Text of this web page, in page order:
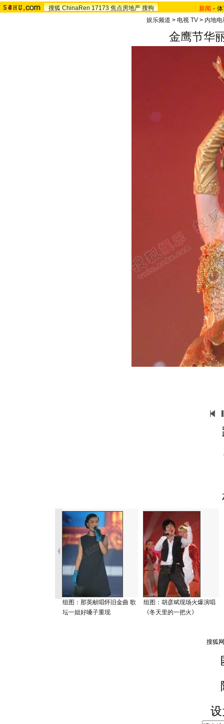
搜狐 ChinaRen 17173 焦点房地产 搜狗 新闻 -
娱乐频道 > 电视 TV > 内地电
金鹰节华
组图：那英献唱怀旧金曲 歌
坛一姐好嗓子重现
组图：胡彦斌现场火爆演唱
《冬天里的一把火》